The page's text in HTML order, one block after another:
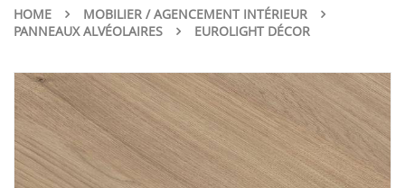
HOME
MOBILIER / AGENCEMENT INTÉRIEUR
PANNEAUX ALVÉOLAIRES
EUROLIGHT DÉCOR